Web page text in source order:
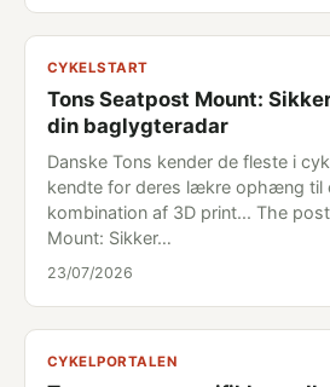
CYKELSTART
Tons Seatpost Mount:
din baglygteradar
Danske Tons kender de fleste i
kendte for deres lækre ophæng til
kombination af 3D print... The
Mount: Sikker…
23/07/2026
CYKELPORTALEN